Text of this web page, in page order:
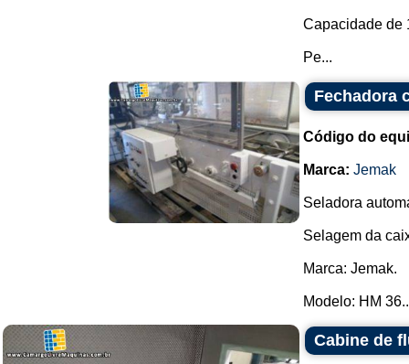
Capacidade de
Pe...
Fechadora
Código do
Marca: Jemak
Seladora
Selagem da
Marca: Jemak.
Modelo: HM
Cabine de